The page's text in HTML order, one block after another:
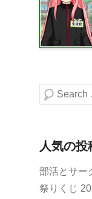
検索する
人気の
部活とサー
祭りくじ